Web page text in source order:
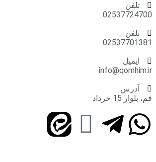
تلفن
02537724700
تلفن
02537701381
ایمیل
info@qomhim.ir
آدرس
قم، بلوار 15 خرداد